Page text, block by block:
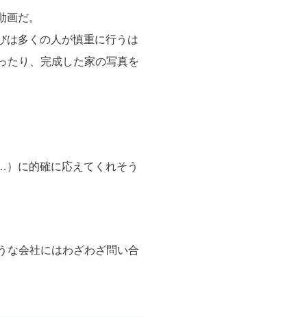
画だ。
は多くの人が慎重に行うは
たり、完成した家の写真を
に的確に応えてくれそう
な会社にはわざわざ問い合